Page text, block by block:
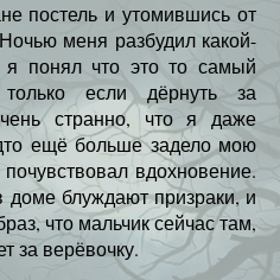
постель и утомившись от
меня разбудил какой-
я понял что это то самый
если дёрнуть за
странно, что я даже
ещё больше задело мою
вдохновение.
доме блуждают призраки, и
что мальчик сейчас там,
за верёвочку.